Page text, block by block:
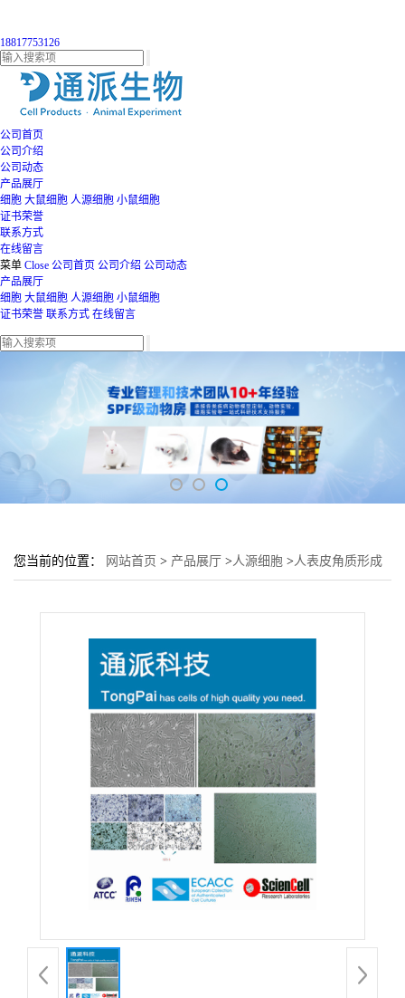
18817753126
公司首页
公司介绍
公司动态
产品展厅
细胞 大鼠细胞 人源细胞 小鼠细胞
证书荣誉
联系方式
在线留言
菜单 Close 公司首页 公司介绍 公司动态
产品展厅
细胞 大鼠细胞 人源细胞 小鼠细胞
证书荣誉 联系方式 在线留言
您当前的位置： 网站首页 > 产品展厅 >人源细胞 >人表皮角质形成